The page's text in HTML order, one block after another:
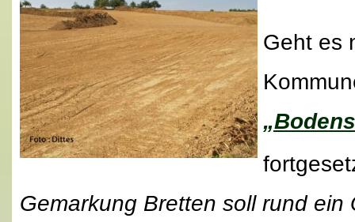
Geht es
Gemarkung Bretten soll rund ein